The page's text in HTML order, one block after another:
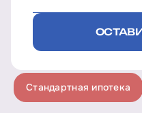
Стандартная ипотека